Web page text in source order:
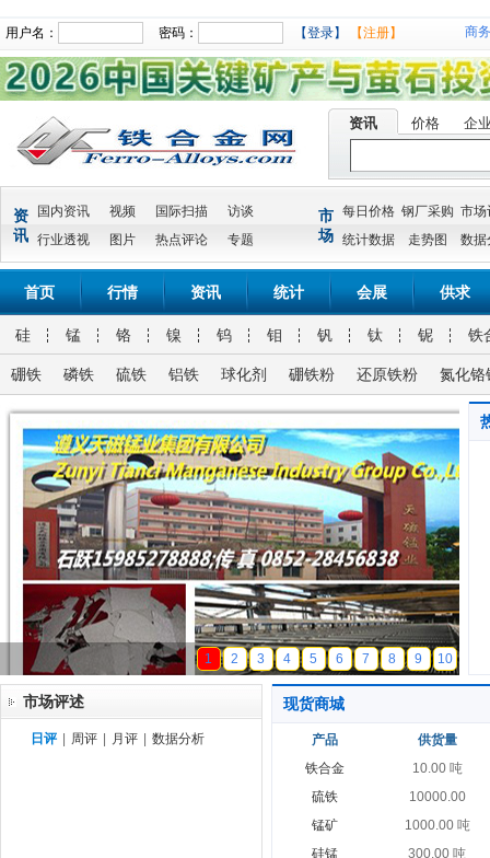
用户名： 密码： 【登录】 【注册】 商
资讯 价格 企
资
讯
国内资讯 视频 国际扫描
访谈
行业透视
图片 热点评论 专题
市
场
每日价格 钢厂采购 市场
统计数据
走势图 数据
首页 行情 资讯 统计 会展 供求
硅 锰 铬 镍 钨 钼 钒 钛 铌 铁
硼铁 磷铁 硫铁 铝铁 球化剂 硼铁粉 还原铁粉 氮化铬
氮化金属锰氮化金属锰 Mn 90% MIN N 3-7% 10-50MM 兰炭
天磁锰业
1 2 3 4 5 6 7 8 9 10
市场评述
日评 周评 月评 数据分析
现货商城
产品
供货量
铁合金
10.00 吨
硫铁
10000.00
锰矿
1000.00 吨
硅锰
300.00 吨